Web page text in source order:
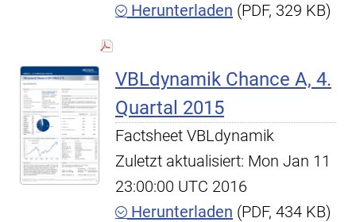
Herunterladen (PDF, 329 KB)
VBLdynamik Chance A, 4.
Quartal 2015
Factsheet VBLdynamik
Zuletzt aktualisiert: Mon Jan 11
23:00:00 UTC 2016
Herunterladen (PDF, 434 KB)